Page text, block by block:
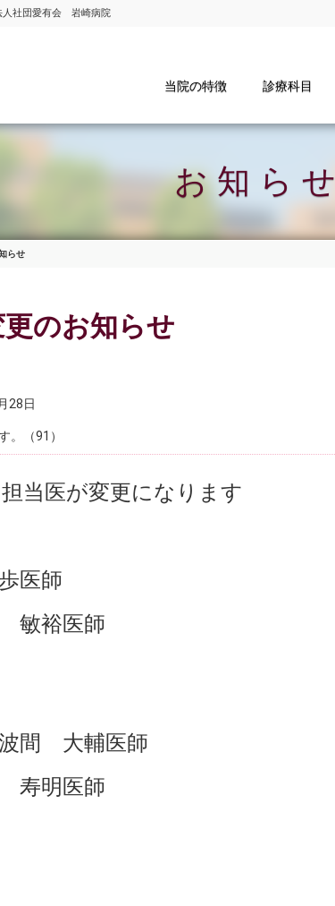
人社団愛有会 岩崎病院
当院の特徴 診療科目
お知らせ
らせ
のお知らせ
28日
。（91）
当医が変更になります
医師
医師
間 大輔医師
医師